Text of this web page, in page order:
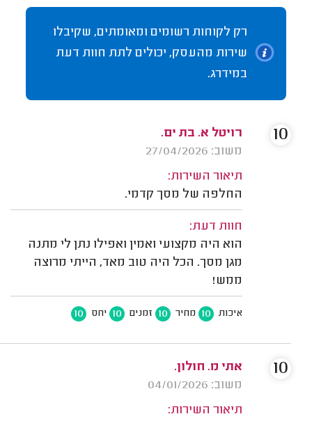
רק לקוחות רשומים ומאומתים, שקיבלו
שירות מהעסק, יכולים לתת חוות דעת
במידרג.
רויטל א. בת ים.
משוב: 27/04/2026
תיאור השירות:
החלפה של מסך קדמי.
חוות דעת:
הוא היה מקצועי ואמין ואפילו נתן לי מתנה
מגן מסך. הכל היה טוב מאד, הייתי מרוצה
ממש!
איכות 10 מחיר 10 זמנים 10 יחס 10
10
אתי מ. חולון.
משוב: 04/01/2026
תיאור השירות:
10